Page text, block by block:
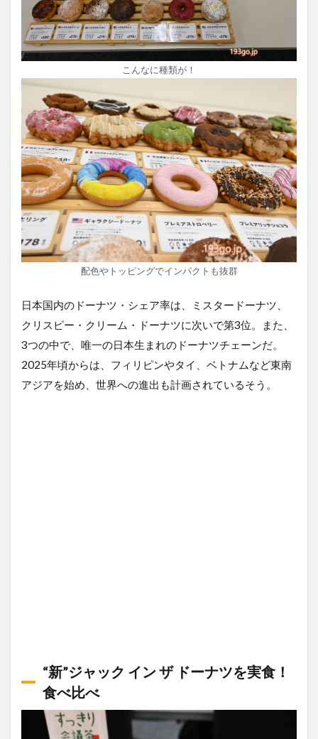
こんなに種類が！
配色やトッピングでインパクトも抜群
日本国内のドーナツ・シェア率は、ミスタードーナツ、
クリスピー・クリーム・ドーナツに次いで第3位。また、
3つの中で、唯一の日本生まれのドーナツチェーンだ。
2025年頃からは、フィリピンやタイ、ベトナムなど東南
アジアを始め、世界への進出も計画されているそう。
“新”ジャック イン ザ ドーナツを実食！
食べ比べ